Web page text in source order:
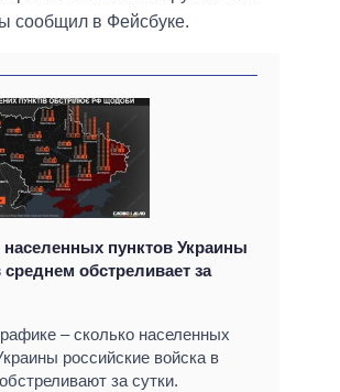
сообщил в Фейсбуке.
пунктов Украины
среднем обстреливает за
– сколько населенных
российские войска в
за сутки.